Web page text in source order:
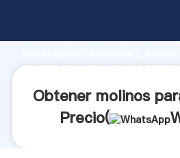
fuerte capacidad de
molinos para ca a en loja
Obtener molinos
Precio(